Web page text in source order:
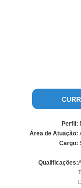
Perfil:
Área de Atuação:
Cargo:
Qualificações: